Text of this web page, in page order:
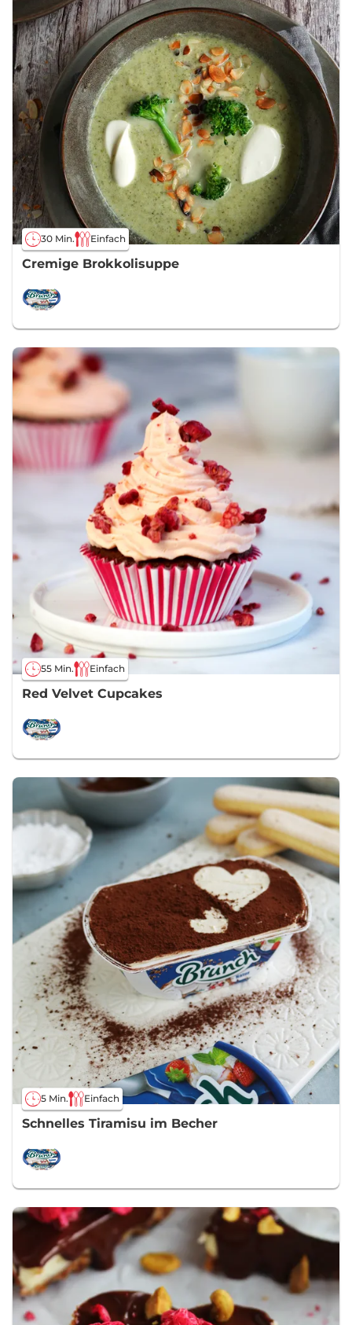
30 Min. Einfach
Cremige Brokkolisuppe
55 Min. Einfach
Red Velvet Cupcakes
5 Min. Einfach
Schnelles Tiramisu im Becher